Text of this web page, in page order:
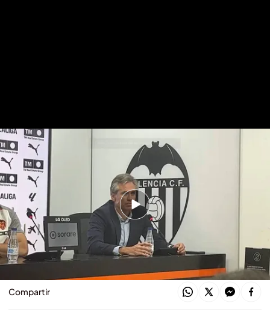
Acuerdo total con el Milan por Yunus
Musah que viaja ya hacia Italia para
la revisión
Corona habla de Yunus y Mamardashvili
David Torres
01 AGO 2023 - 10:25h.
Compartir